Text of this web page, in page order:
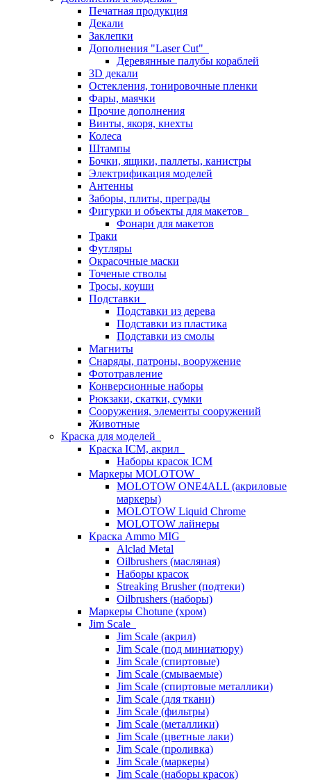
Печатная продукция
Декали
Заклепки
Дополнения "Laser Cut"
Деревянные палубы кораблей
3D декали
Остекления, тонировочные пленки
Фары, маячки
Прочие дополнения
Винты, якоря, кнехты
Колеса
Штампы
Бочки, ящики, паллеты, канистры
Электрификация моделей
Антенны
Заборы, плиты, преграды
Фигурки и объекты для макетов
Фонари для макетов
Траки
Футляры
Окрасочные маски
Точеные стволы
Тросы, коуши
Подставки
Подставки из дерева
Подставки из пластика
Подставки из смолы
Магниты
Снаряды, патроны, вооружение
Фототравление
Конверсионные наборы
Рюкзаки, скатки, сумки
Сооружения, элементы сооружений
Животные
Краска для моделей
Краска ICM, акрил
Наборы красок ICM
Маркеры MOLOTOW
MOLOTOW ONE4ALL (акриловые
маркеры)
MOLOTOW Liquid Chrome
MOLOTOW лайнеры
Краска Ammo MIG
Alclad Metal
Oilbrushers (масляная)
Наборы красок
Streaking Brusher (подтеки)
Oilbrushers (наборы)
Маркеры Chotune (хром)
Jim Scale
Jim Scale (акрил)
Jim Scale (под миниатюру)
Jim Scale (спиртовые)
Jim Scale (смываемые)
Jim Scale (спиртовые металлики)
Jim Scale (для ткани)
Jim Scale (фильтры)
Jim Scale (металлики)
Jim Scale (цветные лаки)
Jim Scale (проливка)
Jim Scale (маркеры)
Jim Scale (наборы красок)